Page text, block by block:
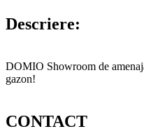
Descriere:
DOMIO Showroom de
gazon!
CONTACT